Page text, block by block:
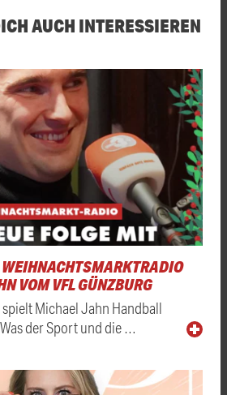
AUCH INTERESSIEREN
VOM VFL GÜNZBURG
Michael Jahn Handball
der Sport und die …